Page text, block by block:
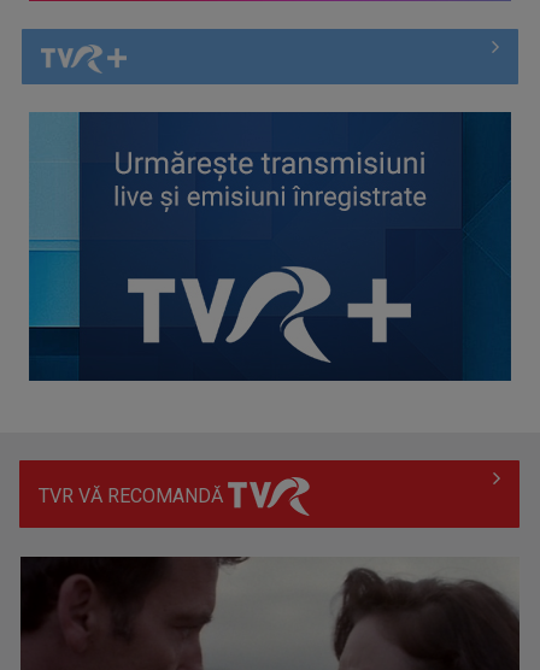
Spectacol total la TVR: David Popovici și tricolorii luptă
aniversat la TVR ...
TVR VĂ RECOMANDĂ